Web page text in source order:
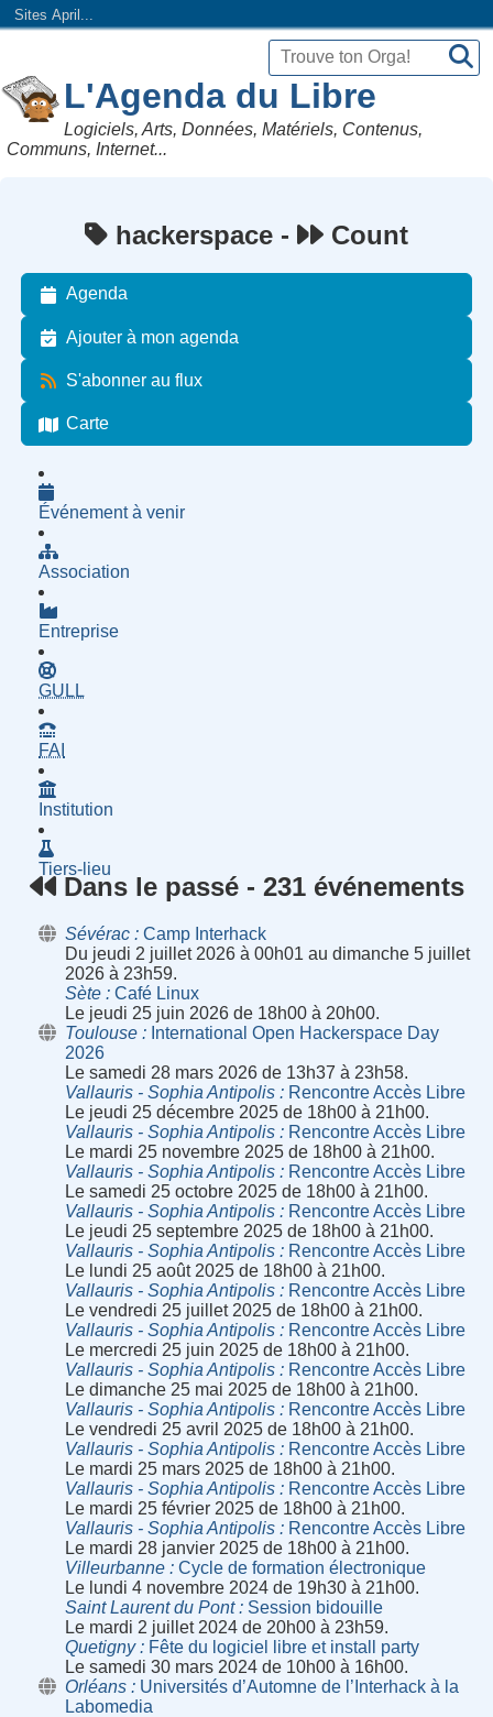
Sites April...
L'Agenda du Libre
Logiciels, Arts, Données, Matériels, Contenus,
Communs, Internet...
hackerspace - Count
Agenda
Ajouter à mon agenda
S'abonner au flux
Carte
Événement à venir
Association
Entreprise
GULL
FAI
Institution
Tiers-lieu
Dans le passé - 231 événements
Sévérac
Camp Interhack
Du jeudi 2 juillet 2026 à 00h01 au dimanche 5 juillet
2026 à 23h59.
Sète
Café Linux
Le jeudi 25 juin 2026 de 18h00 à 20h00.
Toulouse
International Open Hackerspace Day
2026
Le samedi 28 mars 2026 de 13h37 à 23h58.
Vallauris - Sophia Antipolis
Rencontre Accès Libre
Le jeudi 25 décembre 2025 de 18h00 à 21h00.
Vallauris - Sophia Antipolis
Rencontre Accès Libre
Le mardi 25 novembre 2025 de 18h00 à 21h00.
Vallauris - Sophia Antipolis
Rencontre Accès Libre
Le samedi 25 octobre 2025 de 18h00 à 21h00.
Vallauris - Sophia Antipolis
Rencontre Accès Libre
Le jeudi 25 septembre 2025 de 18h00 à 21h00.
Vallauris - Sophia Antipolis
Rencontre Accès Libre
Le lundi 25 août 2025 de 18h00 à 21h00.
Vallauris - Sophia Antipolis
Rencontre Accès Libre
Le vendredi 25 juillet 2025 de 18h00 à 21h00.
Vallauris - Sophia Antipolis
Rencontre Accès Libre
Le mercredi 25 juin 2025 de 18h00 à 21h00.
Vallauris - Sophia Antipolis
Rencontre Accès Libre
Le dimanche 25 mai 2025 de 18h00 à 21h00.
Vallauris - Sophia Antipolis
Rencontre Accès Libre
Le vendredi 25 avril 2025 de 18h00 à 21h00.
Vallauris - Sophia Antipolis
Rencontre Accès Libre
Le mardi 25 mars 2025 de 18h00 à 21h00.
Vallauris - Sophia Antipolis
Rencontre Accès Libre
Le mardi 25 février 2025 de 18h00 à 21h00.
Vallauris - Sophia Antipolis
Rencontre Accès Libre
Le mardi 28 janvier 2025 de 18h00 à 21h00.
Villeurbanne
Cycle de formation électronique
Le lundi 4 novembre 2024 de 19h30 à 21h00.
Saint Laurent du Pont
Session bidouille
Le mardi 2 juillet 2024 de 20h00 à 23h59.
Quetigny
Fête du logiciel libre et install party
Le samedi 30 mars 2024 de 10h00 à 16h00.
Orléans
Universités d’Automne de l’Interhack à la
Labomedia